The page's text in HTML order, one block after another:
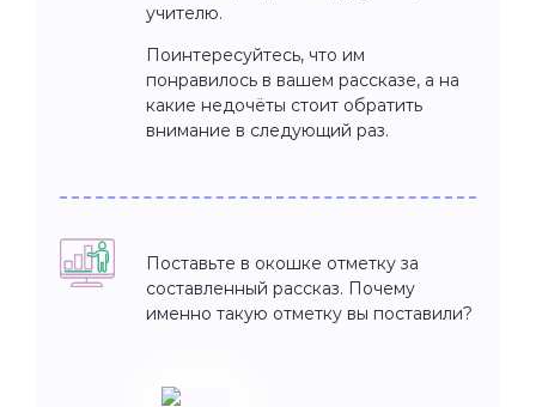
учителю.
Поинтересуйтесь, что им
понравилось в вашем рассказе, а на
какие недочёты стоит обратить
внимание в следующий раз.
Поставьте в окошке отметку за
составленный рассказ. Почему
именно такую отметку вы поставили?